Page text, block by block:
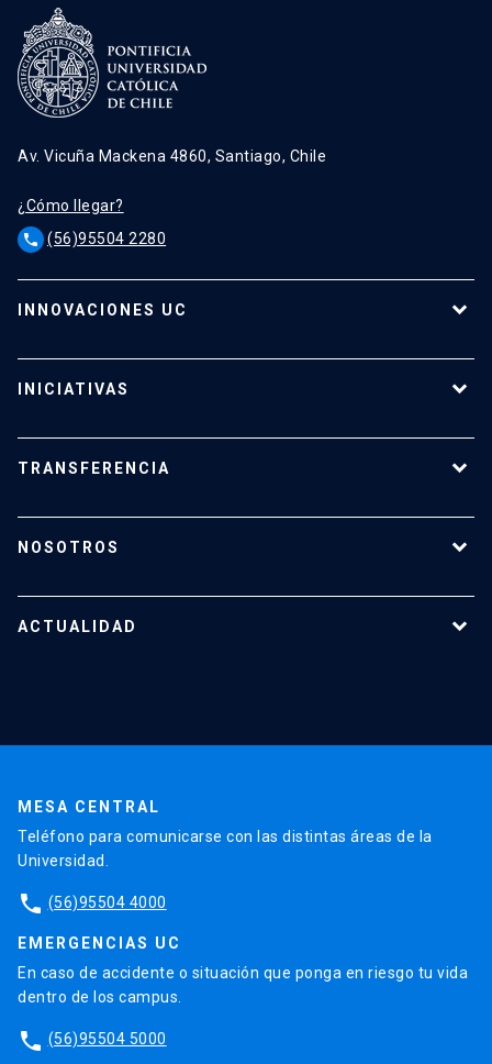
Av. Vicuña Mackena 4860, Santiago, Chile
¿Cómo llegar?
phone (56)95504 2280
INNOVACIONES UC
Oferta para empresas
INICIATIVAS
Apoyo a investigadores
TRANSFERENCIA
¿Cómo proteger mi investigación?
NOSOTROS
Nuestro equipo
ACTUALIDAD
MESA CENTRAL
Teléfono para comunicarse con las distintas áreas de la
Universidad.
phone (56)95504 4000
EMERGENCIAS UC
En caso de accidente o situación que ponga en riesgo tu vida
dentro de los campus.
phone (56)95504 5000